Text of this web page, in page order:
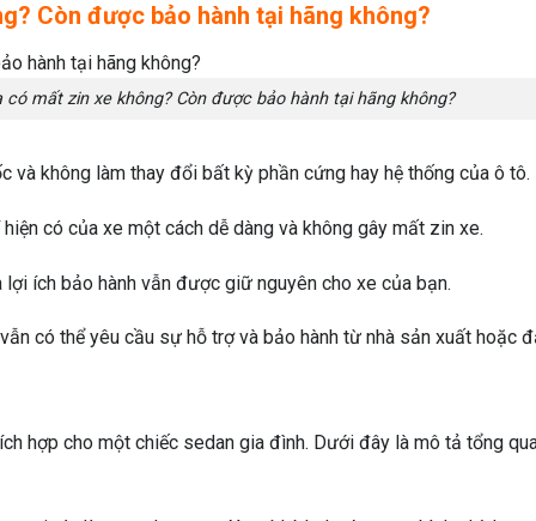
Còn được bảo hành tại hãng không?
mất zin xe không? Còn được bảo hành tại hãng không?
không làm thay đổi bất kỳ phần cứng hay hệ thống của ô tô.
có của xe một cách dễ dàng và không gây mất zin xe.
ích bảo hành vẫn được giữ nguyên cho xe của bạn.
có thể yêu cầu sự hỗ trợ và bảo hành từ nhà sản xuất hoặc
hợp cho một chiếc sedan gia đình. Dưới đây là mô tả tổng